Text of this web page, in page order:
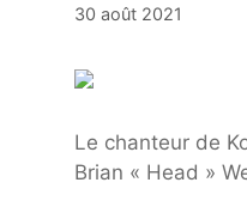
30 août 2021
Le chanteur de
Brian « Head »